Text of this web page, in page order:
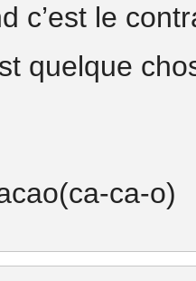
c’est le
quelque
ca-o)